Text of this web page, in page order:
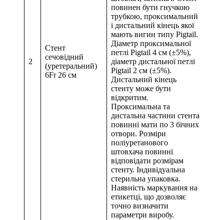
2
Стент
сечовідний
(уретеральний)
6Fr 26 см
повинен бути гнучкою
трубкою, проксимальний
і дистальний кінець якої
мають вигин типу Pigtail.
Діаметр проксимальної
петлі Pigtail 4 см (±5%),
діаметр дистальної петлі
Pigtail 2 см (±5%).
Дистальний кінець
стенту може бути
відкритим.
Проксимальна та
дистальна частини стента
повинні мати по 3 бічних
отвори. Розміри
поліуретанового
штовхача повинні
відповідати розмірам
стенту. Індивідуальна
стерильна упаковка.
Наявність маркування на
етикетці, що дозволяє
точно визначити
параметри виробу.